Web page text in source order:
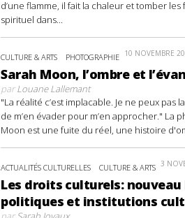
d’une flamme, il fait la chaleur et tomber les
spirituel dans...
CULTURE & ARTS PHOTOGRAPHIE 10 NOVEMBRE
Sarah Moon, l’ombre et
parLouane Lallemant
"La réalité c’est implacable. Je ne peux pas
de m’en évader pour m’en approcher." La
Moon est une fuite du réel, une histoire
ACTUALITÉS CULTURELLES CULTURE & ARTS 3
Les droits culturels:
politiques et institutions